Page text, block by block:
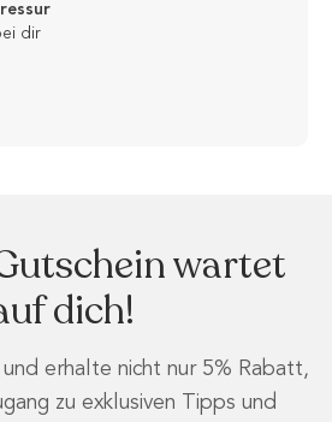
dir
wartet
dich!
erhalte nicht nur 5% Rabatt,
zu exklusiven Tipps und